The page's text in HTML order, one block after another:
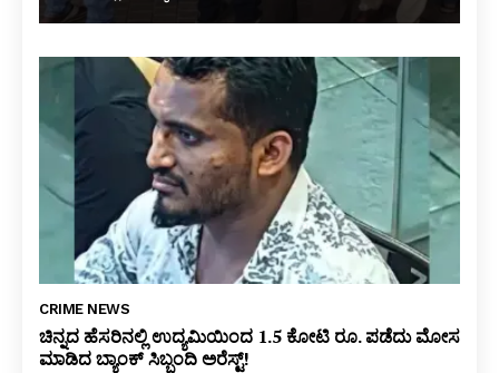
CRIME NEWS
ಚಿನ್ನದ ಹೆಸರಿನಲ್ಲಿ ಉದ್ಯಮಿಯಿಂದ 1.5 ಕೋಟಿ ರೂ. ಪಡೆದು ಮೋಸ
ಮಾಡಿದ ಬ್ಯಾಂಕ್ ಸಿಬ್ಬಂದಿ ಅರೆಸ್ಟ್!